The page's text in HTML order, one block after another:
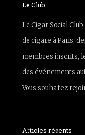
Le Club
Le Cigar Social
de cigare à Paris,
membres inscrits,
des événements
Vous souhaitez
Articles récents